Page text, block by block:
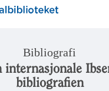
Bibliografi
internasjonale
bibliografien